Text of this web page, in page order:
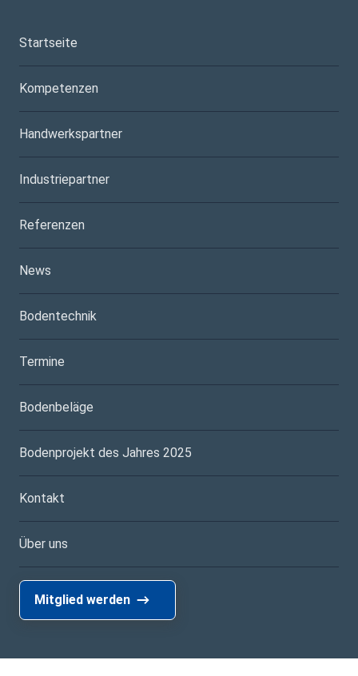
Startseite
Kompetenzen
Handwerkspartner
Industriepartner
Referenzen
News
Bodentechnik
Termine
Bodenbeläge
Bodenprojekt des Jahres 2025
Kontakt
Über uns
Mitglied werden